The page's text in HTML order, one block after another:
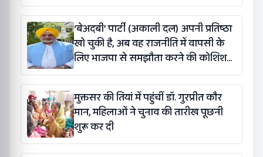
सिंह मान
‘बेअदबी’ पार्टी (अकाली दल) अपनी प्रतिष्ठा
खो चुकी है, अब वह राजनीति में वापसी के
लिए भाजपा से समझौता करने की कोशिश
कर रही है: बलतेज पन्नू
मुक्तसर की तियां में पहुंचीं डॉ. गुरप्रीत कौर
मान, महिलाओं ने चुनाव की तारीख पूछनी
शुरू कर दी